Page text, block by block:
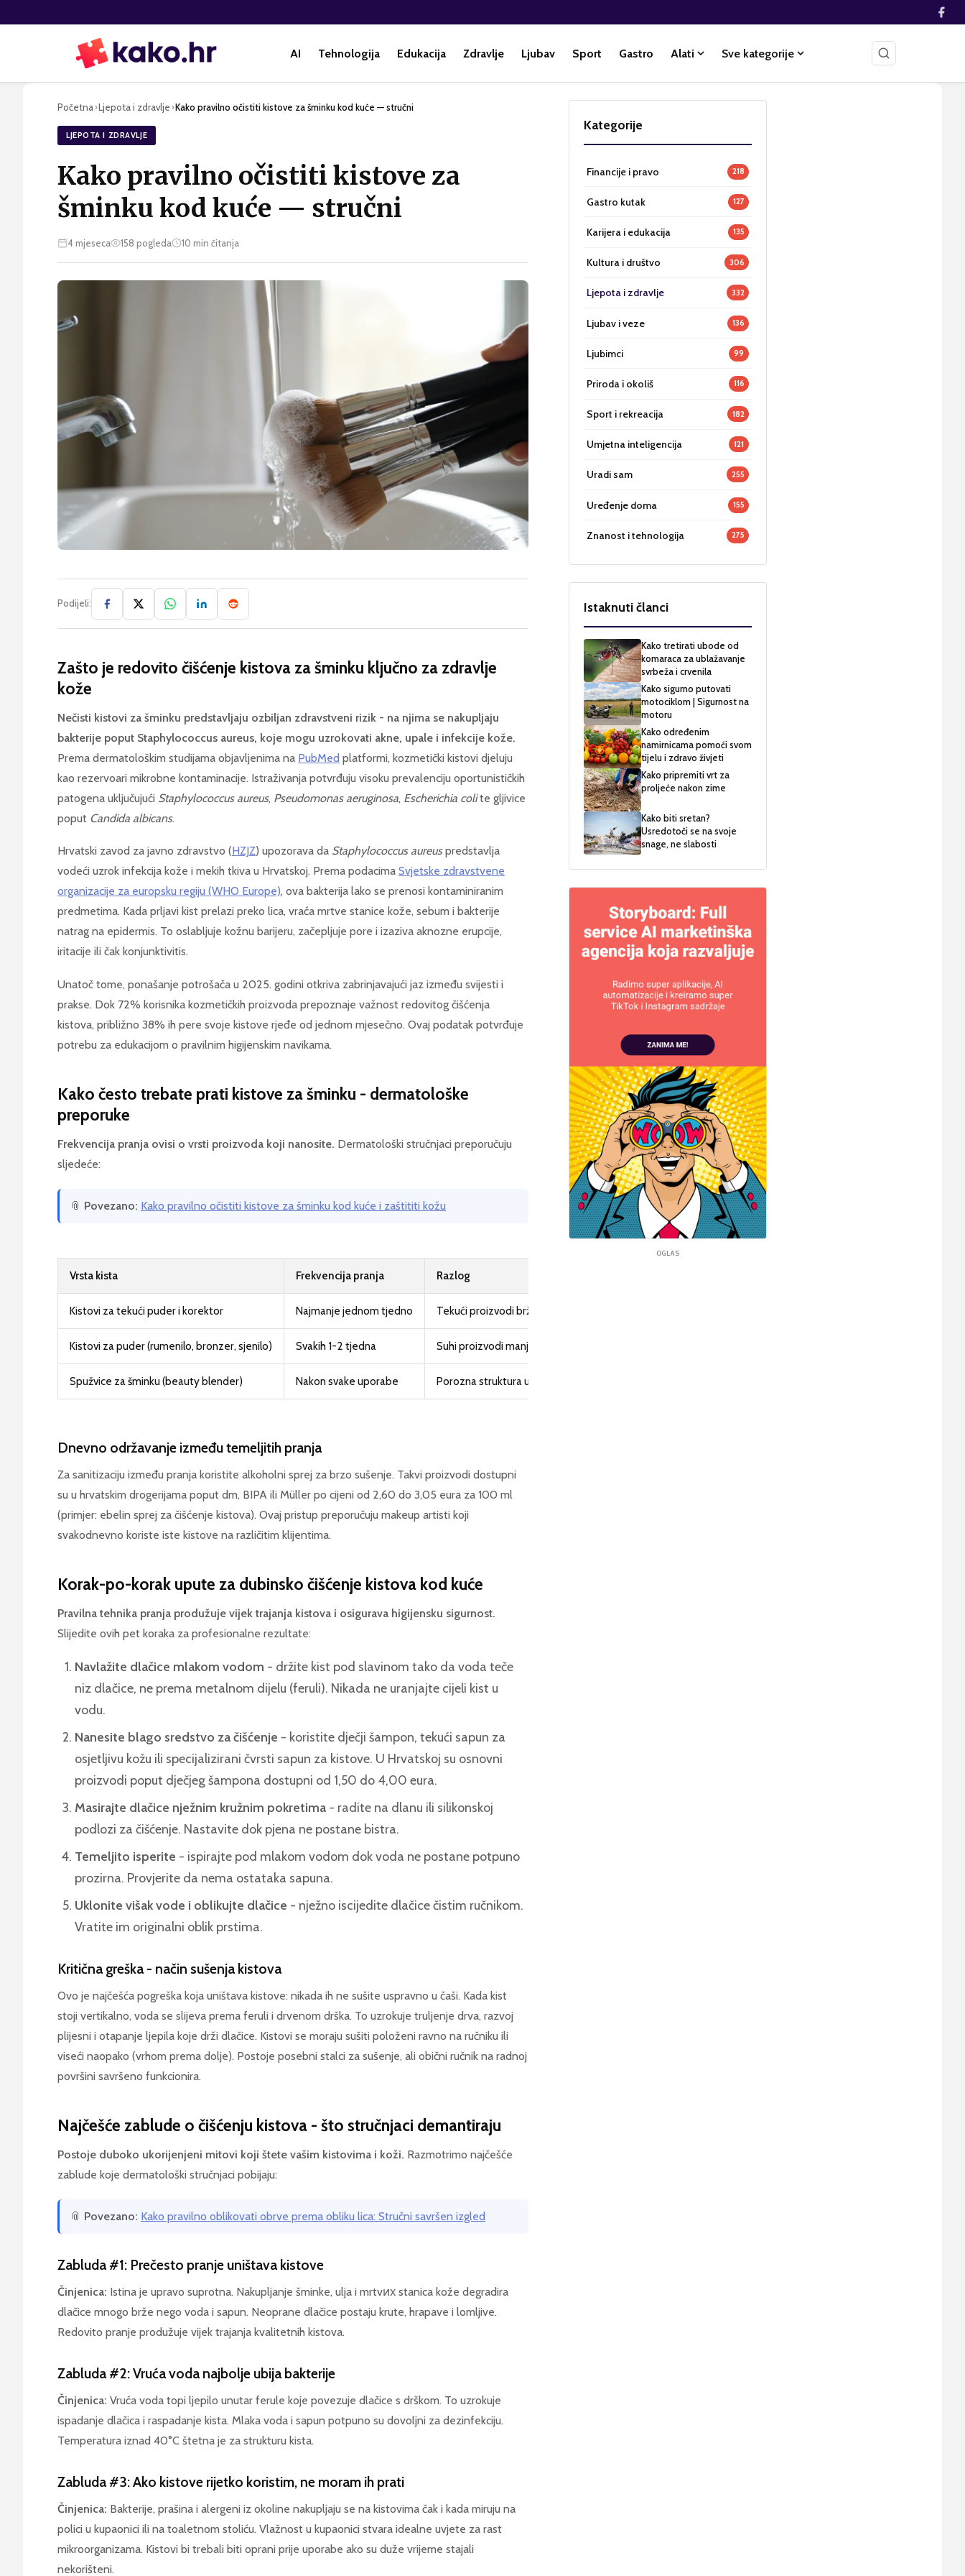
AI Tehnologija Edukacija Zdravlje Ljubav Sport Gastro Alati Sve kategorije
Početna›Ljepota i zdravlje ›Kako pravilno očistiti kistove za šminku kod kuće — stručni
LJEPOTA I ZDRAVLJE
Kako pravilno očistiti kistove za
šminku kod kuće — stručni
4 mjeseca 158 pogleda 10 min čitanja
Podijeli:
Zašto je redovito čišćenje kistova za šminku ključno za zdravlje
kože
Nečisti kistovi za šminku predstavljaju ozbiljan zdravstveni rizik - na njima se nakupljaju
bakterije poput Staphylococcus aureus, koje mogu uzrokovati akne, upale i infekcije kože.
Prema dermatološkim studijama objavljenima na PubMed platformi, kozmetički kistovi djeluju
kao rezervoari mikrobne kontaminacije. Istraživanja potvrđuju visoku prevalenciju oportunističkih
patogena uključujući Staphylococcus aureus, Pseudomonas aeruginosa, Escherichia colite gljivice
poput Candida albicans.
Hrvatski zavod za javno zdravstvo (HZJZ) upozorava da Staphylococcus aureuspredstavlja
vodeći uzrok infekcija kože i mekih tkiva u Hrvatskoj. Prema podacima Svjetske zdravstvene
organizacije za europsku regiju (WHO Europe), ova bakterija lako se prenosi kontaminiranim
predmetima. Kada prljavi kist prelazi preko lica, vraća mrtve stanice kože, sebum i bakterije
natrag na epidermis. To oslabljuje kožnu barijeru, začepljuje pore i izaziva aknozne erupcije,
iritacije ili čak konjunktivitis.
Unatoč tome, ponašanje potrošača u 2025. godini otkriva zabrinjavajući jaz između svijesti i
prakse. Dok 72% korisnika kozmetičkih proizvoda prepoznaje važnost redovitog čišćenja
kistova, približno 38% ih pere svoje kistove rjeđe od jednom mjesečno. Ovaj podatak potvrđuje
potrebu za edukacijom o pravilnim higijenskim navikama.
Kako često trebate prati kistove za šminku - dermatološke
preporuke
Frekvencija pranja ovisi o vrsti proizvoda koji nanosite. Dermatološki stručnjaci preporučuju
sljedeće:
📎 Povezano: Kako pravilno očistiti kistove za šminku kod kuće i zaštititi kožu
Vrsta kista Frekvencija pranja Razlog
Kistovi za tekući puder i korektor Najmanje jednom tjedno Tekući proizvodi brže nakupljaju bakterije i sebum
Kistovi za puder (rumenilo, bronzer, sjenilo) Svakih 1-2 tjedna Suhi proizvodi manje pogoduju bakterijskom rastu
Spužvice za šminku (beauty blender) Nakon svake uporabe Porozna struktura upija vlagu i postaje inkubator mikroba
Dnevno održavanje između temeljitih pranja
Za sanitizaciju između pranja koristite alkoholni sprej za brzo sušenje. Takvi proizvodi dostupni
su u hrvatskim drogerijama poput dm, BIPA ili Müller po cijeni od 2,60 do 3,05 eura za 100 ml
(primjer: ebelin sprej za čišćenje kistova). Ovaj pristup preporučuju makeup artisti koji
svakodnevno koriste iste kistove na različitim klijentima.
Korak-po-korak upute za dubinsko čišćenje kistova kod kuće
Pravilna tehnika pranja produžuje vijek trajanja kistova i osigurava higijensku sigurnost.
Slijedite ovih pet koraka za profesionalne rezultate:
Navlažite dlačice mlakom vodom - držite kist pod slavinom tako da voda teče
niz dlačice, ne prema metalnom dijelu (feruli). Nikada ne uranjajte cijeli kist u
vodu.
Nanesite blago sredstvo za čišćenje - koristite dječji šampon, tekući sapun za
osjetljivu kožu ili specijalizirani čvrsti sapun za kistove. U Hrvatskoj su osnovni
proizvodi poput dječjeg šampona dostupni od 1,50 do 4,00 eura.
Masirajte dlačice nježnim kružnim pokretima - radite na dlanu ili silikonskoj
podlozi za čišćenje. Nastavite dok pjena ne postane bistra.
Temeljito isperite - ispirajte pod mlakom vodom dok voda ne postane potpuno
prozirna. Provjerite da nema ostataka sapuna.
Uklonite višak vode i oblikujte dlačice - nježno iscijedite dlačice čistim ručnikom.
Vratite im originalni oblik prstima.
Kritična greška - način sušenja kistova
Ovo je najčešća pogreška koja uništava kistove: nikada ih ne sušite uspravno u čaši. Kada kist
stoji vertikalno, voda se slijeva prema feruli i drvenom drška. To uzrokuje truljenje drva, razvoj
plijesni i otapanje ljepila koje drži dlačice. Kistovi se moraju sušiti položeni ravno na ručniku ili
viseći naopako (vrhom prema dolje). Postoje posebni stalci za sušenje, ali obični ručnik na radnoj
površini savršeno funkcionira.
Najčešće zablude o čišćenju kistova - što stručnjaci demantiraju
Postoje duboko ukorijenjeni mitovi koji štete vašim kistovima i koži. Razmotrimo najčešće
zablude koje dermatološki stručnjaci pobijaju:
📎 Povezano: Kako pravilno oblikovati obrve prema obliku lica: Stručni savršen izgled
Zabluda #1: Prečesto pranje uništava kistove
Činjenica: Istina je upravo suprotna. Nakupljanje šminke, ulja i mrtvих stanica kože degradira
dlačice mnogo brže nego voda i sapun. Neoprane dlačice postaju krute, hrapave i lomljive.
Redovito pranje produžuje vijek trajanja kvalitetnih kistova.
Zabluda #2: Vruća voda najbolje ubija bakterije
Činjenica: Vruća voda topi ljepilo unutar ferule koje povezuje dlačice s drškom. To uzrokuje
ispadanje dlačica i raspadanje kista. Mlaka voda i sapun potpuno su dovoljni za dezinfekciju.
Temperatura iznad 40°C štetna je za strukturu kista.
Zabluda #3: Ako kistove rijetko koristim, ne moram ih prati
Činjenica: Bakterije, prašina i alergeni iz okoline nakupljaju se na kistovima čak i kada miruju na
polici u kupaonici ili na toaletnom stoliću. Vlažnost u kupaonici stvara idealne uvjete za rast
mikroorganizama. Kistovi bi trebali biti oprani prije uporabe ako su duže vrijeme stajali
nekorišteni.
Kategorije
Financije i pravo 218
Gastro kutak 127
Karijera i edukacija 135
Kultura i društvo 306
Ljepota i zdravlje 332
Ljubav i veze 136
Ljubimci 99
Priroda i okoliš 116
Sport i rekreacija 182
Umjetna inteligencija 121
Uradi sam 255
Uređenje doma 155
Znanost i tehnologija 275
Istaknuti članci
Kako tretirati ubode od
komaraca za ublažavanje
svrbeža i crvenila
Kako sigurno putovati
motociklom | Sigurnost na
motoru
Kako određenim
namirnicama pomoći svom
tijelu i zdravo živjeti
Kako pripremiti vrt za
proljeće nakon zime
Kako biti sretan?
Usredotoči se na svoje
snage, ne slabosti
OGLAS